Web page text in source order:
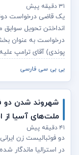
۳۱ دقیقه پیش
یک قاضی درخواست
انداختن تحویل
پوندی) آقای ترامپ
بی بی سی فارسی
شهروند شدن دو
ملت‌های آسیا از
۴۱ دقیقه پیش
دو فوتبالیست زن
در استرالیا ماندگار